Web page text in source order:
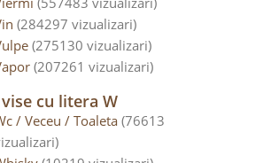
(284297 vizualizari)
(275130 vizualizari)
(207261 vizualizari)
cu litera W
/ Veceu / Toaleta (76613